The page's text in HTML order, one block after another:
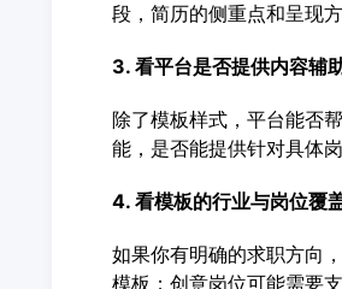
段，简历的侧重点和呈现
3. 看平台是否提供内容辅
除了模板样式，平台能否
能，是否能提供针对具体
4. 看模板的行业与岗位覆
如果你有明确的求职方向
模板；创意岗位可能需要